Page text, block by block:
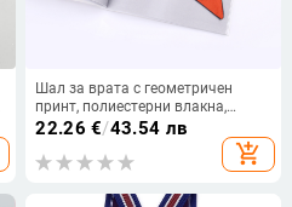
Шал за врата с геометричен
принт, полиестерни влакна,
подплата: полиестер, печат,
модерен стил (Марка: Nimei;
Материал: полиестер; Модел:
Подплата: полиестер)
22.26 €/43.54 лв
add_shopping_cart